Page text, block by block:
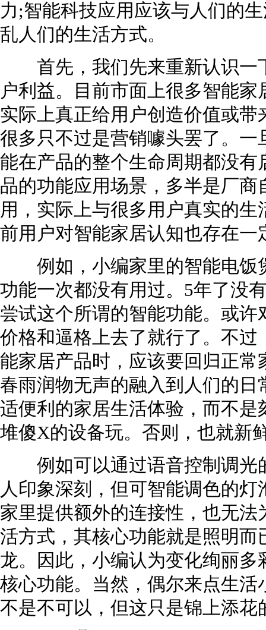
力;智能科技应用应该与人们的
乱人们的生活方式。
首先，我们先来重新认识一
户利益。目前市面上很多智能
实际上真正给用户创造价值或
很多只不过是营销噱头罢了。
能在产品的整个生命周期都没
品的功能应用场景，多半是厂
用，实际上与很多用户真实的
前用户对智能家居认知也存在一
例如，小编家里的智能电饭
功能一次都没有用过。5年了没
尝试这个所谓的智能功能。或
价格和逼格上去了就行了。不
能家居产品时，应该要回归正
春雨润物无声的融入到人们的
适便利的家居生活体验，而不
堆傻X的设备玩。否则，也就新
例如可以通过语音控制调光
人印象深刻，但可智能调色的
家里提供额外的连接性，也无
活方式，其核心功能就是照明
龙。因此，小编认为变化绚丽
核心功能。当然，偶尔来点生
不是不可以，但这只是锦上添